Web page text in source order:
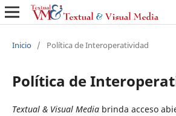
Inicio / Política de Interoperatividad
Política de
Textual & Visual Mediabrinda acceso